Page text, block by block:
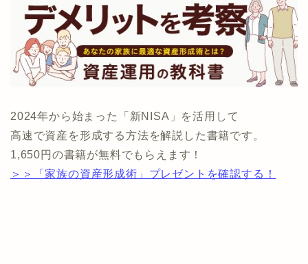
2024年から始まった「新NISA」を活用して
高速で資産を形成する方法を解説した書籍です。
1,650円の書籍が無料でもらえます！
＞＞「家族の資産形成術」プレゼントを確認する！